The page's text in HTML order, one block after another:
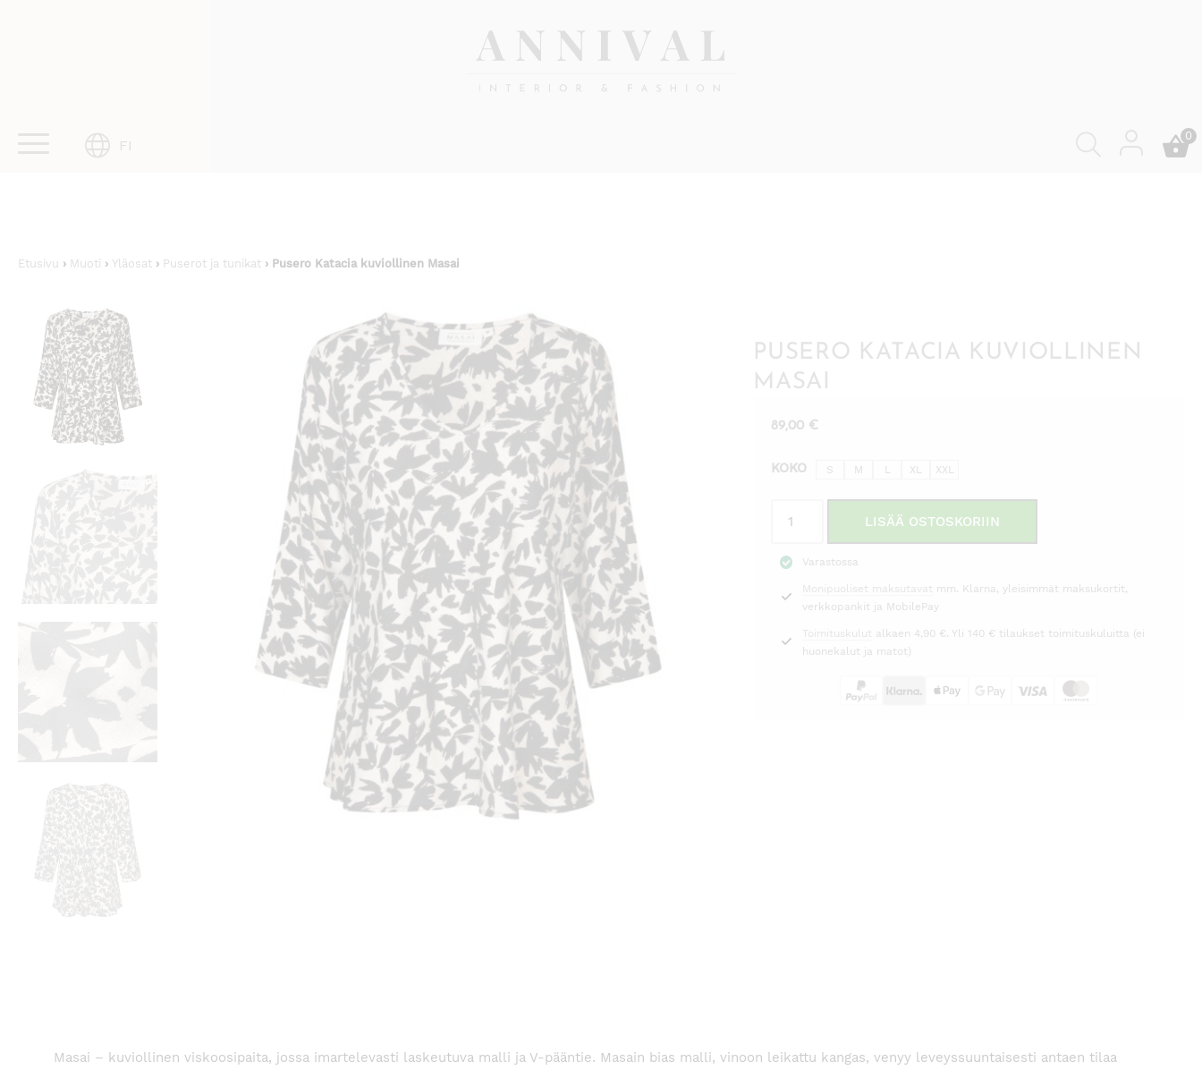
FI
0
Etusivu › Muoti › Yläosat › Puserot ja tunikat › Pusero Katacia kuviollinen Masai
PUSERO KATACIA KUVIOLLINEN
MASAI
89,00 €
KOKO S M XL XXL
kuviollinen
määrä
LISÄÄ OSTOSKORIIN
Varastossa
Monipuoliset maksutavat mm. Klarna, yleisimmät maksukortit,
verkkopankit ja MobilePay
Toimituskulut alkaen 4,90 €. Yli 140 € tilaukset toimituskuluitta (ei
huonekalut ja matot)
Masai – kuviollinen viskoosipaita, jossa imartelevasti laskeutuva malli ja V-pääntie. Masain bias malli, vinoon leikattu kangas, venyy leveyssuuntaisesti antaen tilaa